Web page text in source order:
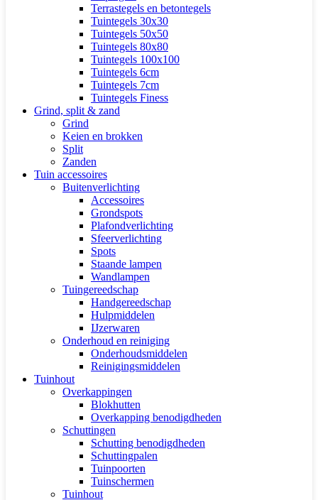
Terrastegels en betontegels
Tuintegels 30x30
Tuintegels 50x50
Tuintegels 80x80
Tuintegels 100x100
Tuintegels 6cm
Tuintegels 7cm
Tuintegels Finess
Grind, split & zand
Grind
Keien en brokken
Split
Zanden
Tuin accessoires
Buitenverlichting
Accessoires
Grondspots
Plafondverlichting
Sfeerverlichting
Spots
Staande lampen
Wandlampen
Tuingereedschap
Handgereedschap
Hulpmiddelen
IJzerwaren
Onderhoud en reiniging
Onderhoudsmiddelen
Reinigingsmiddelen
Tuinhout
Overkappingen
Blokhutten
Overkapping benodigdheden
Schuttingen
Schutting benodigdheden
Schuttingpalen
Tuinpoorten
Tuinschermen
Tuinhout